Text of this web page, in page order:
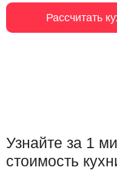
Рассчитать
Узнайте за 1
стоимость